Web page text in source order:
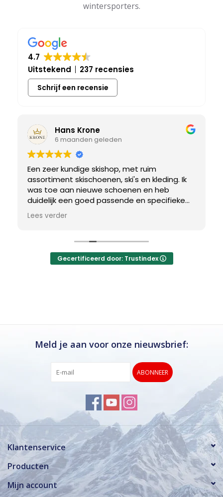
wintersporters.
4.7
Uitstekend
237 recensies
Schrijf een recensie
Hans Krone
6 maanden geleden
Een zeer kundige skishop, met ruim
assortiment skischoenen, ski's en kleding. Ik
was toe aan nieuwe schoenen en heb
duidelijk een goed passende en specifieke
breedtemaat nodig. Er werd uitgebreid de
tijd genomen om de juiste schoen te vinden.
gevonden, waar met een paar kleine
aanpassing het perfecte model van werd
gemaakt.
Lees verder
Gecertificeerd door: Trustindex
Meld je aan voor onze nieuwsbrief:
ABONNEER
Klantenservice
Producten
Mijn account